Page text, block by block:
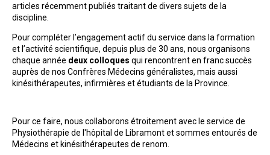
articles récemment publiés traitant de divers sujets de la
discipline.
Pour compléter l’engagement actif du service dans la formation
et l’activité scientifique, depuis plus de 30 ans, nous organisons
chaque année deux colloques qui rencontrent en franc succès
auprès de nos Confrères Médecins généralistes, mais aussi
kinésithérapeutes, infirmières et étudiants de la Province.
Pour ce faire, nous collaborons étroitement avec le service de
Physiothérapie de l'hôpital de Libramont et sommes entourés de
Médecins et kinésithérapeutes de renom.